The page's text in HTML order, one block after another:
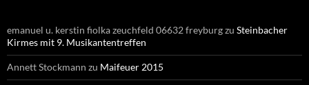
emanuel u. kerstin fiolka zeuchfeld 06632 freyburgzu Steinbacher
Kirmes mit 9. Musikantentreffen
Annett Stockmann zu Maifeuer 2015